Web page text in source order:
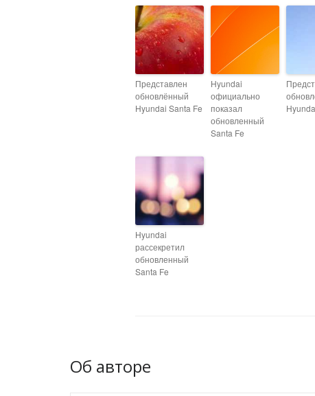
Представлен
обновлённый
Hyundai Santa Fe
Hyundai
официально
показал
обновленный
Santa Fe
Hyundai
рассекретил
обновленный
Santa Fe
Об авторе